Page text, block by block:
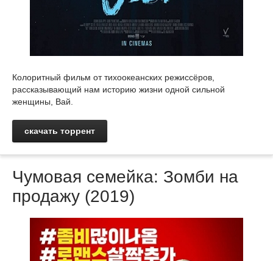
Колоритный фильм от тихоокеанских режиссёров,
рассказывающий нам историю жизни одной сильной
женщины, Вай.
скачать торрент
Чумовая семейка: Зомби на
продажу (2019)